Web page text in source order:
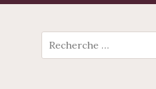
Recherche